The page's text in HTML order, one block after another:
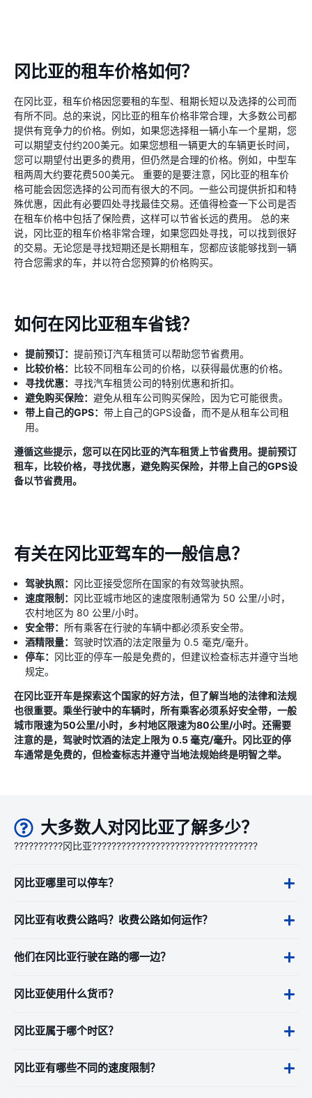
冈比亚的租车价格如何？
在冈比亚，租车价格因您要租的车型、租期长短以及选择的公司而
有所不同。总的来说，冈比亚的租车价格非常合理，大多数公司都
提供有竞争力的价格。例如，如果您选择租一辆小车一个星期，您
可以期望支付约200美元。如果您想租一辆更大的车辆更长时间，
您可以期望付出更多的费用，但仍然是合理的价格。例如，中型车
租两周大约要花费500美元。 重要的是要注意，冈比亚的租车价
格可能会因您选择的公司而有很大的不同。一些公司提供折扣和特
殊优惠，因此有必要四处寻找最佳交易。还值得检查一下公司是否
在租车价格中包括了保险费，这样可以节省长远的费用。 总的来
说，冈比亚的租车价格非常合理，如果您四处寻找，可以找到很好
的交易。无论您是寻找短期还是长期租车，您都应该能够找到一辆
符合您需求的车，并以符合您预算的价格购买。
如何在冈比亚租车省钱？
提前预订： 提前预订汽车租赁可以帮助您节省费用。
比较价格：
比较不同租车公司的价格，以获得最优惠的价格。
寻找优惠： 寻找汽车租赁公司的特别优惠和折扣。
避免购买保险： 避免从租车公司购买保险，因为它可能很贵。
带上自己的GPS： 带上自己的GPS设备，而不是从租车公司租
用。
遵循这些提示，您可以在冈比亚的汽车租赁上节省费用。提前预订
租车，比较价格，寻找优惠，避免购买保险，并带上自己的GPS设
备以节省费用。
有关在冈比亚驾车的一般信息？
驾驶执照： 冈比亚接受您所在国家的有效驾驶执照。
速度限制： 冈比亚城市地区的速度限制通常为 50 公里/小时，
农村地区为 80 公里/小时。
安全带： 所有乘客在行驶的车辆中都必须系安全带。
酒精限量： 驾驶时饮酒的法定限量为 0.5 毫克/毫升。
停车： 冈比亚的停车一般是免费的，但建议检查标志并遵守当地
规定。
在冈比亚开车是探索这个国家的好方法，但了解当地的法律和法规
也很重要。乘坐行驶中的车辆时，所有乘客必须系好安全带，一般
城市限速为50公里/小时，乡村地区限速为80公里/小时。还需要
注意的是，驾驶时饮酒的法定上限为 0.5 毫克/毫升。冈比亚的停
车通常是免费的，但检查标志并遵守当地法规始终是明智之举。
大多数人对冈比亚了解多少？
??????????冈比亚??????????????????????????????????
冈比亚哪里可以停车？
冈比亚有收费公路吗？收费公路如何运作？
他们在冈比亚行驶在路的哪一边？
冈比亚使用什么货币？
冈比亚属于哪个时区？
冈比亚有哪些不同的速度限制？